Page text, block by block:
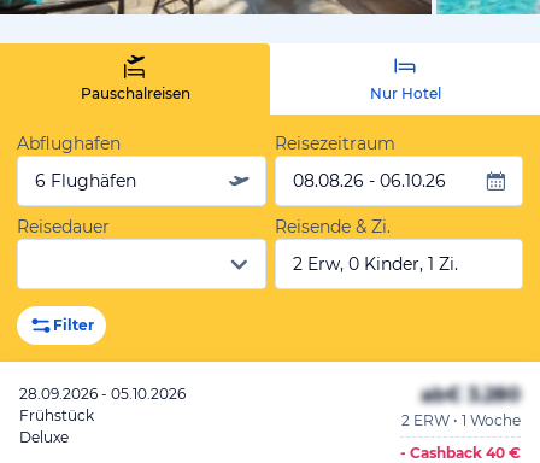
Pauschalreisen Nur Hotel
Abflughafen
6 Flughäfen
Reisezeitraum
08.08.26 - 06.10.26
Reisedauer
Reisende & Zi.
2 Erw, 0 Kinder, 1 Zi.
Filter
28.09.2026 - 05.10.2026
Frühstück
Deluxe
ab€ 3.280
2 ERW • 1 Woche
- Cashback 40 €